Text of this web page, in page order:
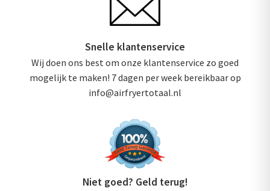
Snelle klantenservice
Wij doen ons best om onze klantenservice zo goed
mogelijk te maken! 7 dagen per week bereikbaar op
info@airfryertotaal.nl
Niet goed? Geld terug!